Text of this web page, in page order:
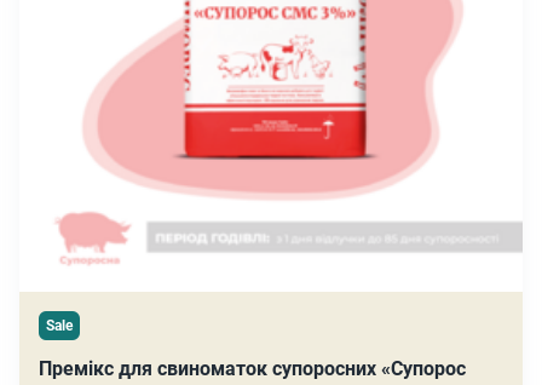
Sale
Премікс для свиноматок супоросних «Супорос